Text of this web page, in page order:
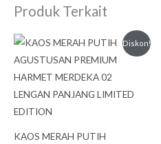
Produk Terkait
Diskon!
KAOS MERAH PUTIH
Harga
aslinya
adalah:
Rp399.999.
Harga
saat
ini
adalah:
Rp299.999.